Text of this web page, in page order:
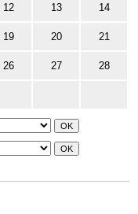
12 13 14
19 20 21
26 27 28